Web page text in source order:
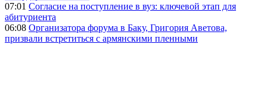
07:01 Согласие на поступление в вуз: ключевой этап для
абитуриента
06:08 Организатора форума в Баку, Григория Аветова,
призвали встретиться с армянскими пленными